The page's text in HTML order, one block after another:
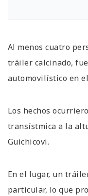
Al menos cuatro
tráiler calcinado,
automovilístico en
Los hechos
transístmica a la
Guichicovi.
En el lugar, un
particular, lo que